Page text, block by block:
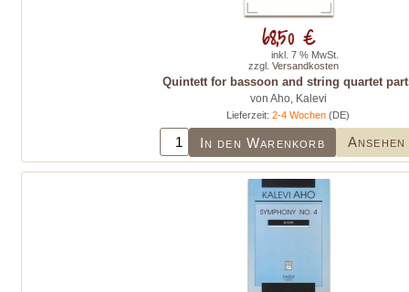
Quintett for bassoon and string quartet
von Aho, Kalevi
Lieferzeit:2-4 Wochen (DE)
In den Warenkorb Ansehen
68,50 €
inkl. 7 % MwSt.
zzgl. Versandkosten